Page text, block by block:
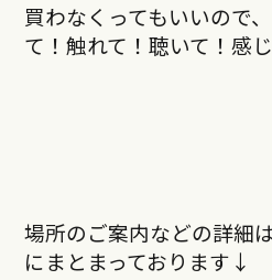
買わなくってもいいので
て！触れて！聴いて！感
場所のご案内などの詳細
にまとまっております↓